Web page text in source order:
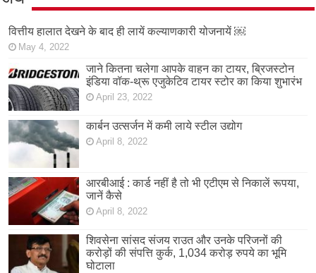
वित्तीय हालात देखने के बाद ही लायें कल्याणकारी योजनायें ￼
May 4, 2022
जाने कितना चलेगा आपके वाहन का टायर, ब्रिजस्टोन
इंडिया वॉक-थ्रू एजुकेटिव टायर स्टोर का किया शुभारंभ
April 23, 2022
कार्बन उत्सर्जन में कमी लाये स्टील उद्योग
April 8, 2022
आरबीआई : कार्ड नहीं है तो भी एटीएम से निकालें रूपया,
जानें कैसे
April 8, 2022
शिवसेना सांसद संजय राउत और उनके परिजनों की
करोड़ों की संपत्ति कुर्क, 1,034 करोड़ रुपये का भूमि
घोटाला